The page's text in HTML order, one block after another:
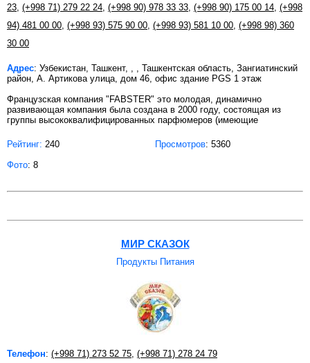
23, (+998 71) 279 22 24, (+998 90) 978 33 33, (+998 90) 175 00 14, (+998
94) 481 00 00, (+998 93) 575 90 00, (+998 93) 581 10 00, (+998 98) 360
30 00
Адрес: Узбекистан, Ташкент, , , Ташкентская область, Зангиатинский
район, А. Артикова улица, дом 46, офис здание PGS 1 этаж
Французская компания "FABSTER" это молодая, динамично
развивающая компания была создана в 2000 году, состоящая из
группы высококвалифицированных парфюмеров (имеющие
Рейтинг: 240 Просмотров: 5360
Фото: 8
МИР СКАЗОК
Продукты Питания
Телефон: (+998 71) 273 52 75, (+998 71) 278 24 79